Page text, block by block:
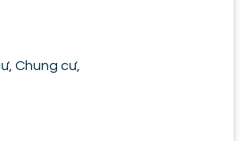
Chung cư,